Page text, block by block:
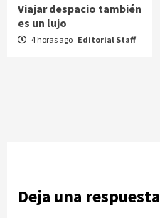
Viajar despacio también
es un lujo
4 horas ago Editorial Staff
Deja una respuesta